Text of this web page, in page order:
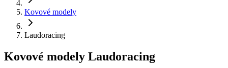
Kovové modely
Laudoracing
Kovové modely Laudoracing